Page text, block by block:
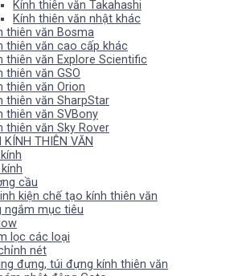
Kính thiên văn Takahashi
Kính thiên văn nhật khác
thiên văn Bosma
thiên văn cao cấp khác
thiên văn Explore Scientific
thiên văn GSO
thiên văn Orion
thiên văn SharpStar
thiên văn SVBony
thiên văn Sky Rover
KÍNH THIÊN VĂN
cầu
kiện chế tạo kính thiên văn
ngắm mục tiêu
lọc các loại
nét
đựng, túi đựng kính thiên văn